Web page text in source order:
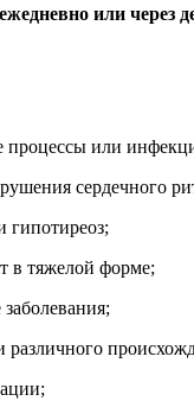
или через
процессы или
сердечного
гипотиреоз;
в тяжелой форме;
различного